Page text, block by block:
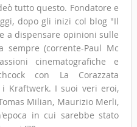
tutto questo. Fondatore e
dopo gli inizi col blog "Il
a dispensare opinioni sulle
sempre (corrente-Paul Mc
cinematografiche e
con La Corazzata
i Kraftwerk. I suoi veri eroi,
Milian, Maurizio Merli,
in cui sarebbe stato